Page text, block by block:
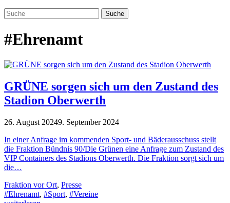
#Ehrenamt
GRÜNE sorgen sich um den Zustand des
Stadion Oberwerth
26. August 20249. September 2024
In einer Anfrage im kommenden Sport- und Bäderausschuss stellt
die Fraktion Bündnis 90/Die Grünen eine Anfrage zum Zustand des
VIP Containers des Stadions Oberwerth. Die Fraktion sorgt sich um
die…
Fraktion vor Ort, Presse
#Ehrenamt, #Sport, #Vereine